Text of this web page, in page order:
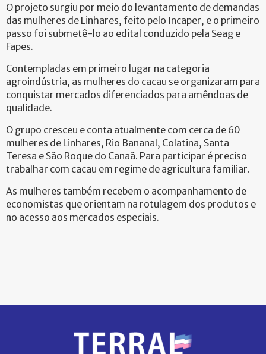
O projeto surgiu por meio do levantamento de demandas
das mulheres de Linhares, feito pelo Incaper, e o primeiro
passo foi submetê-lo ao edital conduzido pela Seag e
Fapes.
Contempladas em primeiro lugar na categoria
agroindústria, as mulheres do cacau se organizaram para
conquistar mercados diferenciados para amêndoas de
qualidade.
O grupo cresceu e conta atualmente com cerca de 60
mulheres de Linhares, Rio Bananal, Colatina, Santa
Teresa e São Roque do Canaã. Para participar é preciso
trabalhar com cacau em regime de agricultura familiar.
As mulheres também recebem o acompanhamento de
economistas que orientam na rotulagem dos produtos e
no acesso aos mercados especiais.